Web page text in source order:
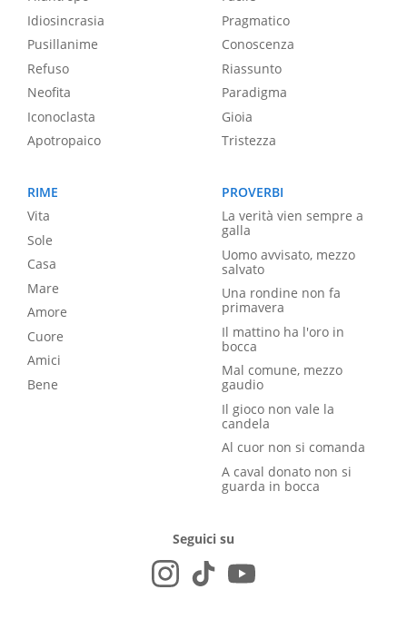
Idiosincrasia
Pusillanime
Refuso
Neofita
Iconoclasta
Apotropaico
Pragmatico
Conoscenza
Riassunto
Paradigma
Gioia
Tristezza
RIME
Vita
Sole
Casa
Mare
Amore
Cuore
Amici
Bene
PROVERBI
La verità vien sempre a
galla
Uomo avvisato, mezzo
salvato
Una rondine non fa
primavera
Il mattino ha l'oro in
bocca
Mal comune, mezzo
gaudio
Il gioco non vale la
candela
Al cuor non si comanda
A caval donato non si
guarda in bocca
Seguici su